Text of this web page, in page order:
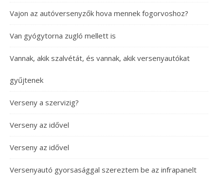
Vajon az autóversenyzők hova mennek fogorvoshoz?
Van gyógytorna zugló mellett is
Vannak, akik szalvétát, és vannak, akik versenyautókat
gyűjtenek
Verseny a szervizig?
Verseny az idővel
Verseny az idővel
Versenyautó gyorsasággal szereztem be az infrapanelt